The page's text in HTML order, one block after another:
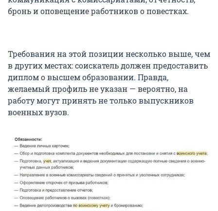
бронь и оповещение работников о повестках.
Требования на этой позиции несколько выше, чем
в других местах: соискатель должен предоставить
диплом о высшем образовании. Правда,
желаемый профиль не указан — вероятно, на
работу могут принять не только выпускников
военных вузов.